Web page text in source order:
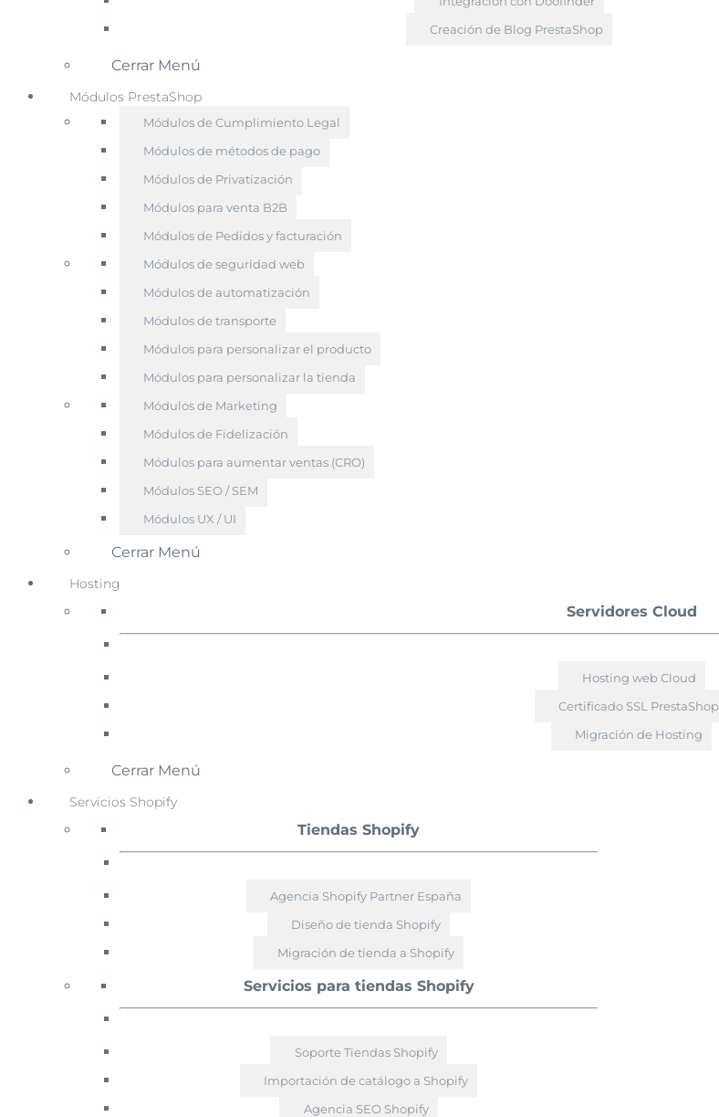
Creación de Blog PrestaShop
Cerrar Menú
Módulos PrestaShop
Módulos de Cumplimiento Legal
Módulos de métodos de pago
Módulos de Privatización
Módulos para venta B2B
Módulos de Pedidos y facturación
Módulos de seguridad web
Módulos de automatización
Módulos de transporte
Módulos para personalizar el producto
Módulos para personalizar la tienda
Módulos de Marketing
Módulos de Fidelización
Módulos para aumentar ventas (CRO)
Módulos SEO / SEM
Módulos UX / UI
Cerrar Menú
Hosting
Servidores Cloud
Hosting web Cloud
Certificado SSL PrestaShop
Migración de Hosting
Cerrar Menú
Servicios Shopify
Tiendas Shopify
Agencia Shopify Partner España
Diseño de tienda Shopify
Migración de tienda a Shopify
Servicios para tiendas Shopify
Soporte Tiendas Shopify
Importación de catálogo a Shopify
Agencia SEO Shopify